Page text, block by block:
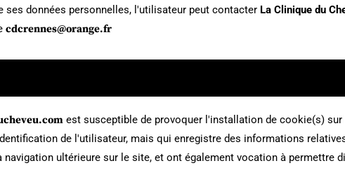
données personnelles, l'utilisateur peut contacter La Clinique du
cdcrennes@orange.fr
est susceptible de provoquer l'installation de cookie(s)
de l'utilisateur, mais qui enregistre des informations
ultérieure sur le site, et ont également vocation à permettre